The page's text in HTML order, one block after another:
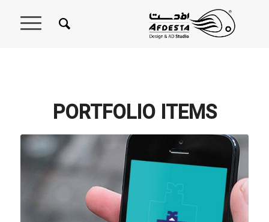
PORTFOLIO ITEMS